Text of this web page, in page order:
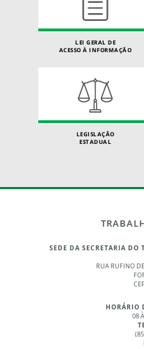
LEI GERAL DE
ACESSO À INFORMAÇÃO
LEGISLAÇÃO
ESTADUAL
SEDE DA SECRETARIA DO
RUA RUFINO
HORÁRIO
08